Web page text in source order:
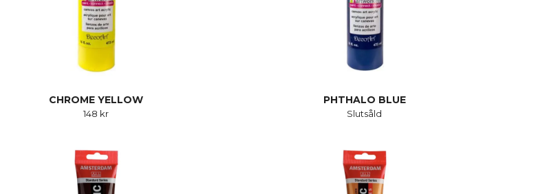
CHROME YELLOW
148 kr
PHTHALO BLUE
Slutsåld